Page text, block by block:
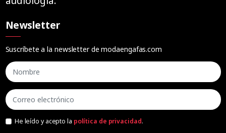
Newsletter
Suscríbete a la newsletter de modaengafas.com
He leído y acepto la política de privacidad.